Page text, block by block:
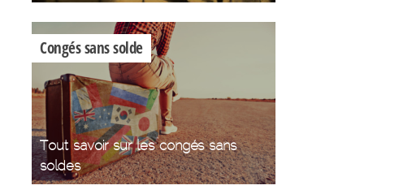
Congés sans solde
Tout savoir sur les congés sans
soldes